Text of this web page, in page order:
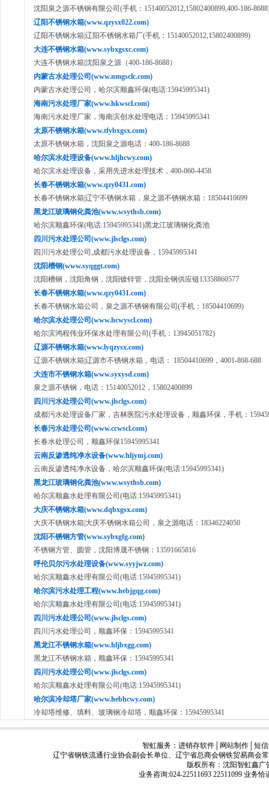
沈阳泉之源不锈钢有限公司(手机：15140052012,15802400899,400-186-
辽阳不锈钢水箱(www.qzysx022.com)
辽阳不锈钢水箱|辽阳不锈钢水箱厂(手机：15140052012,15802400899)
大连不锈钢水箱(www.sybxgsxc.com)
大连不锈钢水箱|沈阳泉之源（400-186-8688）
内蒙古水处理公司(www.nmgsclc.com)
内蒙古水处理公司，哈尔滨顺鑫环保(电话:15945995341)
海南污水处理厂家(www.hkwscl.com)
海南污水处理厂家，海南滨创水处理电话：15945995341
太原不锈钢水箱(www.tfybxgsx.com)
太原不锈钢水箱，沈阳泉之源电话：400-186-8688
哈尔滨水处理设备(www.hljhcwy.com)
哈尔滨水处理设备，采用先进水处理技术，400-060-4458
长春不锈钢水箱(www.qzy0431.com)
长春不锈钢水箱|辽宁不锈钢水箱，泉之源不锈钢水箱：18504410699
黑龙江玻璃钢化粪池(www.wsythsb.com)
哈尔滨顺鑫环保(电话:15945995341)黑龙江玻璃钢化粪池
四川污水处理公司(www.jlsclgs.com)
四川污水处理公司,成都污水处理设备，15945995341
沈阳槽钢(www.syqggt.com)
沈阳槽钢，沈阳角钢，沈阳镀锌管，沈阳全钢供应链13358860577
长春不锈钢水箱(www.qzy0431.com)
长春不锈钢水箱公司，泉之源不锈钢有限公司(手机：18504410699)
哈尔滨水处理公司(www.hcwyscl.com)
哈尔滨鸿程伟业环保水处理有限公司(手机：13945051782)
辽源不锈钢水箱(www.lyqzysx.com)
辽源不锈钢水箱|辽源市不锈钢水箱，电话： 18504410699，4001-868-688
大连市不锈钢水箱(www.syxysd.com)
泉之源不锈钢，电话：15140052012，15802400899
四川污水处理公司(www.jlsclgs.com)
成都污水处理设备厂家，吉林医院污水处理设备，顺鑫环保，手机：
长春污水处理公司(www.ccwscl.com)
长春水处理公司，顺鑫环保15945995341
云南反渗透纯净水设备(www.hljymj.com)
云南反渗透纯净水设备，哈尔滨顺鑫环保(电话:15945995341)
黑龙江玻璃钢化粪池(www.wsythsb.com)
哈尔滨顺鑫水处理有限公司(电话:15945995341)
大庆不锈钢水箱(www.dqbxgsx.com)
大庆不锈钢水箱|大庆不锈钢水箱公司，泉之源电话：18346224050
沈阳不锈钢方管(www.sybxgfg.com)
不锈钢方管、圆管，沈阳博晟不锈钢：13591665816
呼伦贝尔污水处理设备(www.syyjwz.com)
哈尔滨顺鑫水处理有限公司(电话:15945995341)
哈尔滨污水处理工程(www.hebjgqg.com)
哈尔滨顺鑫水处理有限公司(电话:15945995341)
四川污水处理公司(www.jlsclgs.com)
四川污水处理公司，顺鑫环保：15945995341
黑龙江不锈钢水箱(www.hljbxgg.com)
黑龙江不锈钢水箱，顺鑫环保：15945995341
四川污水处理公司(www.jlsclgs.com)
哈尔滨顺鑫水处理有限公司(电话:15945995341)
哈尔滨冷却塔厂家(www.hebhcwy.com)
冷却塔维修、填料、玻璃钢冷却塔，顺鑫环保：15945995341
智虹服务：进销存软件 网站制作 │短
辽宁省钢铁流通行业协会副会长单位、辽宁省总商会钢铁贸易商会
版权所有：沈阳智虹鑫广
业务咨询:024-22511693 22511099 业务